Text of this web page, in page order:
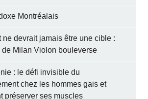
Montréalais
ne devrait jamais être une cible :
de Milan Violon bouleverse
: le défi invisible du
chez les hommes gais et
préserver ses muscles